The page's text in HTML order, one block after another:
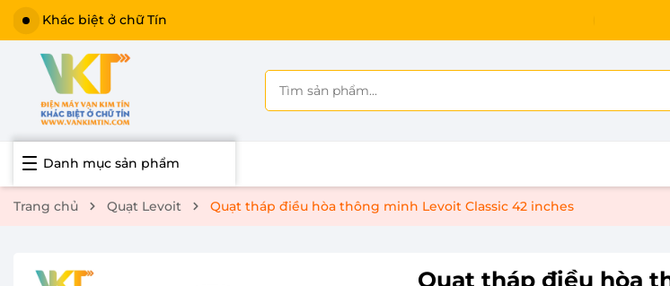
Khác biệt ở chữ Tín
Danh mục sản phẩm
Trang chủ Quạt Levoit Quạt tháp điều hòa thông minh Levoit Classic 42 inches
Quạt tháp điều hòa